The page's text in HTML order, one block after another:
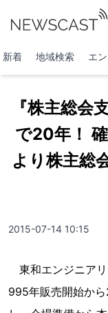
新着 地域検索 エ
『株主総会
で20年！
より株主総
2015-07-14 10:15
東和エンジニア
995年販売開始か